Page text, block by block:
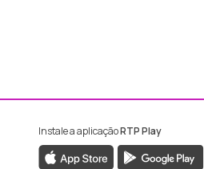
RTP Madeira
da RTP Madeira
Instale a aplicaçãoRTP Play